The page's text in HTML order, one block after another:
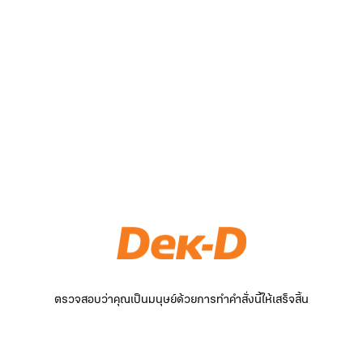
ตรวจสอบว่าคุณเป็นมนุษย์ด้วยการทำคำสั่งนี้ให้เสร็จสิ้น